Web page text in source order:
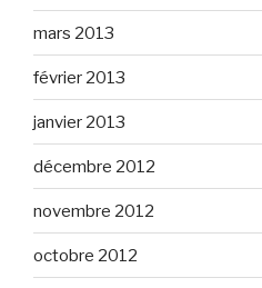
mars 2013
février 2013
janvier 2013
décembre 2012
novembre 2012
octobre 2012